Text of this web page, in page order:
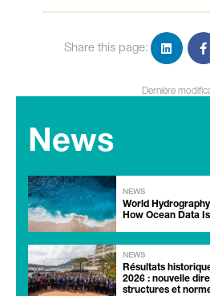
Share this page:
Dernière
News
NEWS
World
How Ocean Data
NEWS
Résultats
2026 : nouvelle
structures et